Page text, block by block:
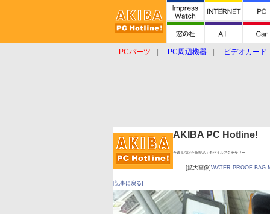
PCパーツ PC周辺機器
ビデオカード
AKIBA PC Hotline!
今週見つけた新製品：モバイルアクセサリー
[拡大画像] WATER-PROOF BAG
[記事に戻る]